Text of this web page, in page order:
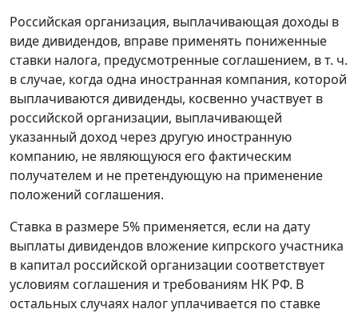
Российская организация, выплачивающая доходы в
виде дивидендов, вправе применять пониженные
ставки налога, предусмотренные соглашением, в т. ч.
в случае, когда одна иностранная компания, которой
выплачиваются дивиденды, косвенно участвует в
российской организации, выплачивающей
указанный доход через другую иностранную
компанию, не являющуюся его фактическим
получателем и не претендующую на применение
положений соглашения.
Ставка в размере 5% применяется, если на дату
выплаты дивидендов вложение кипрского участника
в капитал российской организации соответствует
условиям соглашения и требованиям НК РФ. В
остальных случаях налог уплачивается по ставке